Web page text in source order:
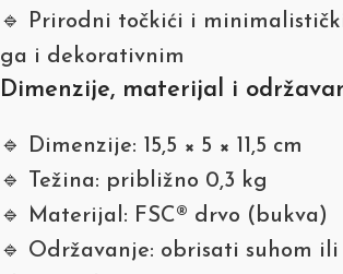
🔹 Prirodni točkići i
ga i dekorativnim
Dimenzije, materijal i
🔹 Dimenzije: 15,5 × 5 × 11,5 cm
🔹 Težina: približno 0,3 kg
🔹 Materijal: FSC® drvo (bukva)
🔹 Održavanje: obrisati suhom